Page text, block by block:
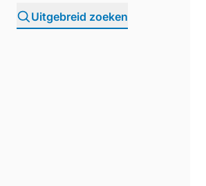
Uitgebreid zoeken